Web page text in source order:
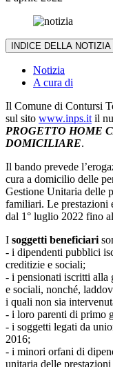
INDICE DELLA NOTIZIA
Notizia
A cura di
Il Comune di Contursi
sul sito www.inps.it il
PROGETTO HOME
DOMICILIARE.
Il bando prevede
cura a domicilio delle
Gestione Unitaria delle
familiari. Le prestazioni
dal 1° luglio 2022 fino
I soggetti beneficiari
- i dipendenti pubblici
creditizie e sociali;
- i pensionati iscritti alla
e sociali, nonché,
i quali non sia
- i loro parenti di primo
- i soggetti legati da
2016;
- i minori orfani di
unitaria delle